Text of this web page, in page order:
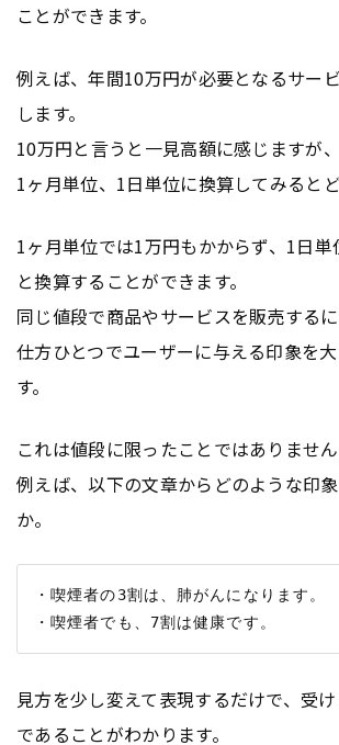
ことができます。
例えば、年間10万円が必要となるサー
します。
10万円と言うと一見高額に感じますが
1ヶ月単位、1日単位に換算してみると
1ヶ月単位では1万円もかからず、1日
と換算することができます。
同じ値段で商品やサービスを販売する
仕方ひとつでユーザーに与える印象を
す。
これは値段に限ったことではありません
例えば、以下の文章からどのような印
か。
・喫煙者の3割は、肺がんになります。
見方を少し変えて表現するだけで、受
であることがわかります。